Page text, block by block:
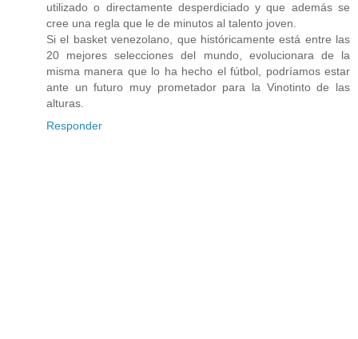
utilizado o directamente desperdiciado y que además se
cree una regla que le de minutos al talento joven.
Si el basket venezolano, que históricamente está entre las
20 mejores selecciones del mundo, evolucionara de la
misma manera que lo ha hecho el fútbol, podríamos estar
ante un futuro muy prometador para la Vinotinto de las
alturas.
Responder